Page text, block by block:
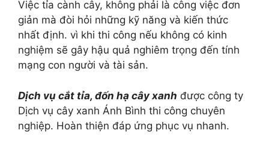
Việc tỉa cành cây, không phải là công việc đơn
giản mà đòi hỏi những kỹ năng và kiến thức
nhất định. vì khi thi công nếu không có kinh
nghiệm sẽ gây hậu quả nghiêm trọng đến tính
mạng con người và tài sản.
Dịch vụ cắt tỉa, đốn hạ cây xanh được công ty
Dịch vụ cây xanh Ánh Bình thi công chuyên
nghiệp. Hoàn thiện đáp ứng phục vụ nhanh.